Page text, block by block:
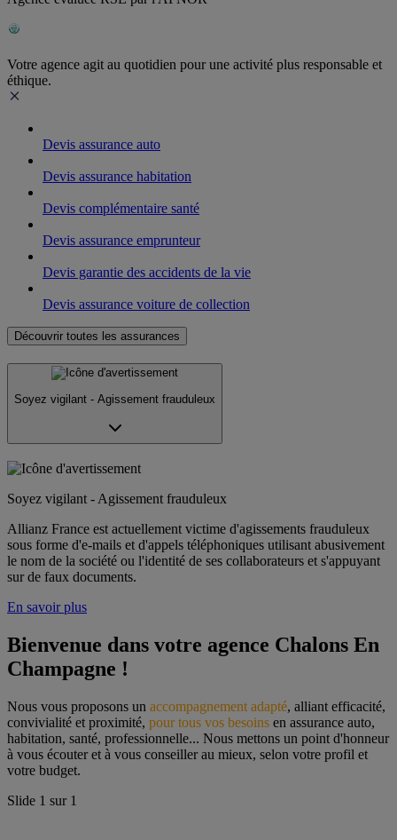
Votre agence agit au quotidien pour une activité plus responsable et
éthique.
Devis assurance auto
Devis assurance habitation
Devis complémentaire santé
Devis assurance emprunteur
Devis garantie des accidents de la vie
Devis assurance voiture de collection
Découvrir toutes les assurances
Soyez vigilant - Agissement frauduleux
Soyez vigilant - Agissement frauduleux
Allianz France est actuellement victime d'agissements frauduleux
sous forme d'e-mails et d'appels téléphoniques utilisant abusivement
le nom de la société ou l'identité de ses collaborateurs et s'appuyant
sur de faux documents.
En savoir plus
Bienvenue dans votre agence Chalons En
Champagne !
Nous vous proposons un accompagnement adapté, alliant efficacité,
convivialité et proximité, pour tous vos besoins en assurance auto,
habitation, santé, professionnelle... Nous mettons un point d'honneur
à vous écouter et à vous conseiller au mieux, selon votre profil et
votre budget.
Slide 1 sur 1